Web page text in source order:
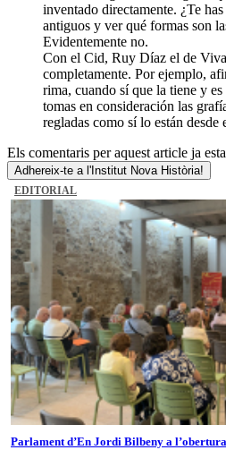
inventado directamente. ¿Te
antiguos y ver qué formas son
Evidentemente no.
Con el Cid, Ruy Díaz el de
completamente. Por ejemplo,
rima, cuando sí que la tiene y
tomas en consideración las
regladas como sí lo están
Els comentaris per aquest article ja
Adhereix-te a l'Institut Nova Història!
EDITORIAL
Parlament d’En Jordi Bilbeny a